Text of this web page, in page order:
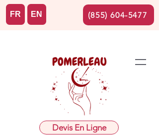
Devis En Ligne
FR EN (855) 604-5477